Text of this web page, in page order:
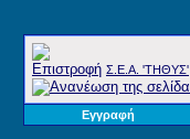
Σ.E.A. 'ΤΗΘΥΣ'
Εγγραφή